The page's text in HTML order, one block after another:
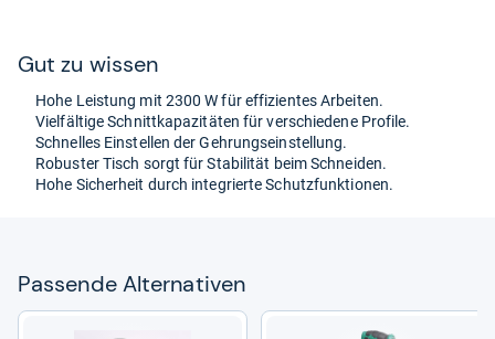
Gut zu wis­sen
Hohe Leis­tung mit 2300 W für effi­zi­en­tes Arbei­ten.
Viel­fäl­tige Schnitt­ka­pa­zi­tä­ten für ver­schie­dene Pro­file.
Schnel­les Ein­stel­len der Geh­rungs­ein­stel­lung.
Robus­ter Tisch sorgt für Sta­bi­li­tät beim Schnei­den.
Hohe Sicher­heit durch inte­grierte Schutz­funk­tio­nen.
Pas­sende Alter­na­ti­ven